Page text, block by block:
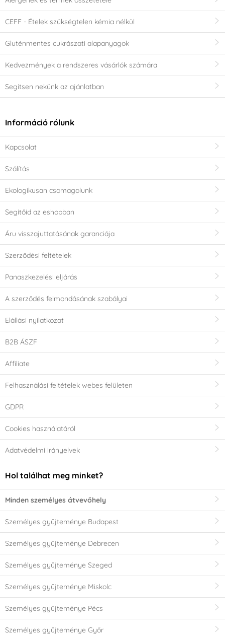
CEFF - Ételek szükségtelen kémia nélkül
Gluténmentes cukrászati alapanyagok
Kedvezmények a rendszeres vásárlók számára
Segítsen nekünk az ajánlatban
Információ rólunk
Kapcsolat
Szálítás
Ekologikusan csomagolunk
Segítőid az eshopban
Áru visszajuttatásának garanciája
Szerződési feltételek
Panaszkezelési eljárás
A szerződés felmondásának szabályai
Elállási nyilatkozat
B2B ÁSZF
Affiliate
Felhasználási feltételek webes felületen
GDPR
Cookies használatáról
Adatvédelmi irányelvek
Hol találhat meg minket?
Minden személyes átvevőhely
Személyes gyűjteménye Budapest
Személyes gyűjteménye Debrecen
Személyes gyűjteménye Szeged
Személyes gyűjteménye Miskolc
Személyes gyűjteménye Pécs
Személyes gyűjteménye Győr